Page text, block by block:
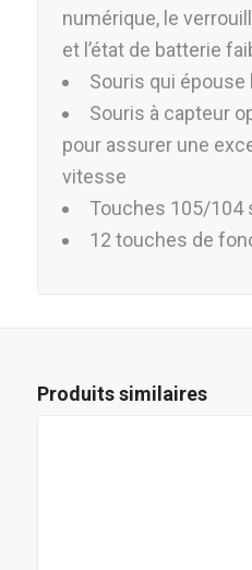
numérique, le
et l’état de batterie
Souris qui épouse
Souris à capteur
pour assurer une
vitesse
Touches 105/104
12 touches de
Produits similaires